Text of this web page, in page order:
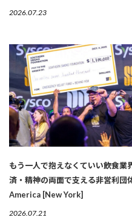
2026.07.23
もう一人で抱えなくていい――飲食
済・精神の両面で支える非営利団
America [New York]
2026.07.21